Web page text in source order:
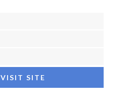
VISIT SITE